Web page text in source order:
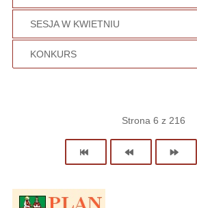
SESJA W KWIETNIU
KONKURS
Strona 6 z 216